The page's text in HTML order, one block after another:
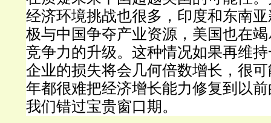
经济环境挑战也很多，印度和东南
极与中国争夺产业资源，美国也在
竞争力的升级。这种情况如果再维
企业的损失将会几何倍数增长，很
年都很难把经济增长能力修复到以
我们错过宝贵窗口期。